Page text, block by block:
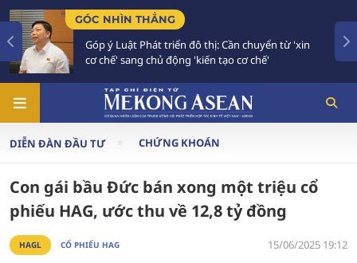
GÓC NHÌN THẲNG
Góp ý Luật Phát triển đô thị: Cần chuyển từ 'xin
cơ chế' sang chủ động 'kiến tạo cơ chế'
DIỄN ĐÀN ĐẦU TƯ CHỨNG KHOÁN
Con gái bầu Đức bán xong một triệu cổ
phiếu HAG, ước thu về 12,8 tỷ đồng
HAGL CỔ PHIẾU HAG 15/06/2025 19:12